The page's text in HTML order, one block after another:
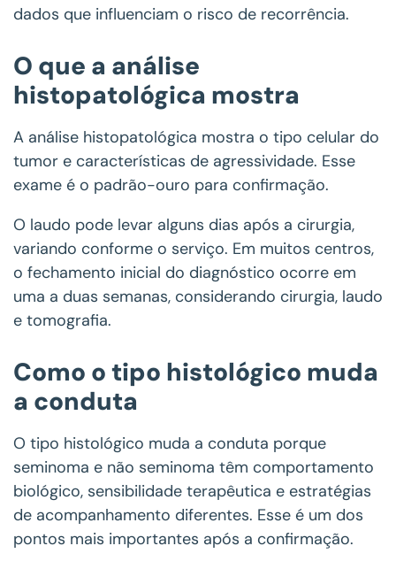
dados que influenciam o risco de recorrência.
O que a análise
histopatológica mostra
A análise histopatológica mostra o tipo celular do
tumor e características de agressividade. Esse
exame é o padrão-ouro para confirmação.
O laudo pode levar alguns dias após a cirurgia,
variando conforme o serviço. Em muitos centros,
o fechamento inicial do diagnóstico ocorre em
uma a duas semanas, considerando cirurgia, laudo
e tomografia.
Como o tipo histológico muda
a conduta
O tipo histológico muda a conduta porque
seminoma e não seminoma têm comportamento
biológico, sensibilidade terapêutica e estratégias
de acompanhamento diferentes. Esse é um dos
pontos mais importantes após a confirmação.